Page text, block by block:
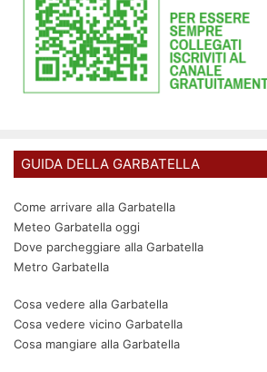
GUIDA DELLA GARBATELLA
Come arrivare alla Garbatella
Meteo Garbatella oggi
Dove parcheggiare alla Garbatella
Metro Garbatella
Cosa vedere alla Garbatella
Cosa vedere vicino Garbatella
Cosa mangiare alla Garbatella